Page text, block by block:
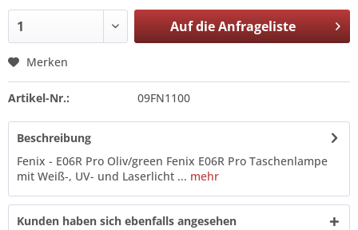
Auf dieAnfrageliste
Merken
Artikel-Nr.: 09FN1100
Beschreibung
Fenix - E06R Pro Oliv/green Fenix E06R Pro Taschenlampe
mit Weiß-, UV- und Laserlicht ... mehr
Kunden haben sich ebenfalls angesehen